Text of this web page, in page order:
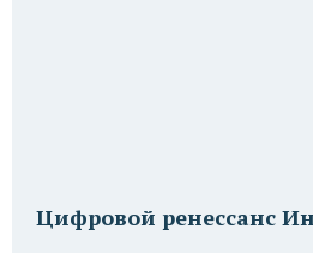
Цифровой ренессанс